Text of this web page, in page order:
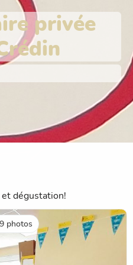
privée
dégustation!
photos